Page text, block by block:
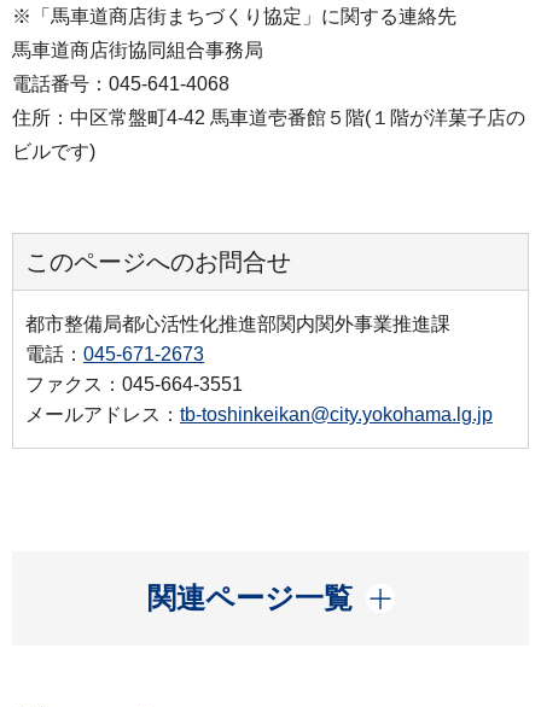
※「馬車道商店街まちづくり協定」に関する連絡先
馬車道商店街協同組合事務局
電話番号：045-641-4068
住所：中区常盤町4-42 馬車道壱番館５階(１階が洋菓子店の
ビルです)
このページへのお問合せ
都市整備局都心活性化推進部関内関外事業推進課
電話： 045-671-2673
ファクス：045-664-3551
メールアドレス： tb-toshinkeikan@city.yokohama.lg.jp
関連ページ一覧
開く